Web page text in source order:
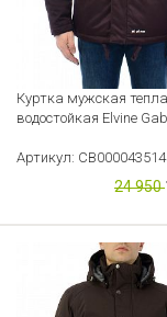
Куртка мужская
водостойкая Elvine
Артикул: CB000043514
24 950